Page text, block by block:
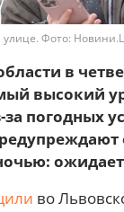
Фото:
в
высокий
за погодных
во